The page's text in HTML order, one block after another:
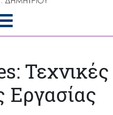
Τεχνικές
Εργασίας